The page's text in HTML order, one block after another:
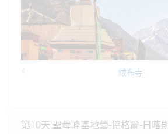
絨布寺
第10天 聖母峰基地營-協格爾-日喀